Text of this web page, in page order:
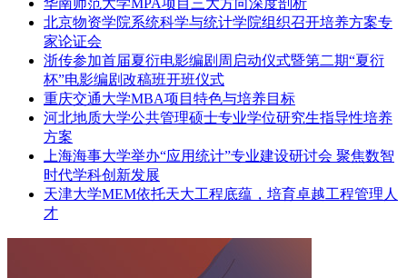
华南师范大学MPA项目三大方向深度剖析
北京物资学院系统科学与统计学院组织召开培养方案专
家论证会
浙传参加首届夏衍电影编剧周启动仪式暨第二期“夏衍
杯”电影编剧改稿班开班仪式
重庆交通大学MBA项目特色与培养目标
河北地质大学公共管理硕士专业学位研究生指导性培养
方案
上海海事大学举办“应用统计”专业建设研讨会 聚焦数智
时代学科创新发展
天津大学MEM依托天大工程底蕴，培育卓越工程管理人
才